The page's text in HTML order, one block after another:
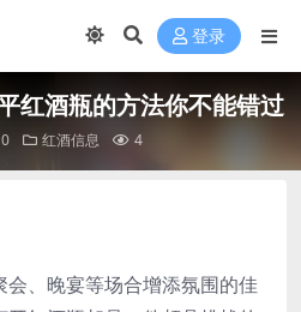
登录
红酒瓶的方法你不能错过
红酒信息 4
、晚宴等场合增添氛围的佳